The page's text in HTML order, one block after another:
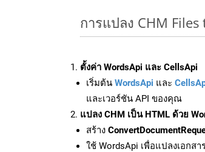
การแปลง CHM Files
ตั้งค่า WordsApi และ CellsApi
เริ่มต้น WordsApi และ
และเวอร์ชัน API ของคุณ
แปลง CHM เป็น HTML ด้วย
สร้าง
ใช้ WordsApi เพื่อแปลงเอกสา